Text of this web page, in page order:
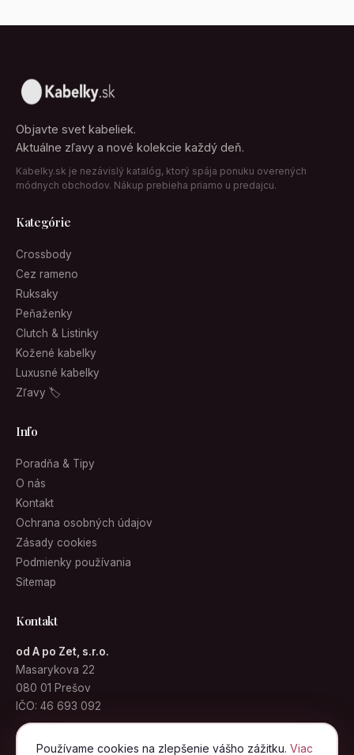
Používame cookies na zlepšenie vášho zážitku. Viac
Objavte svet kabeliek.
Aktuálne zľavy a nové kolekcie každý deň.
Kabelky.sk je nezávislý katalóg, ktorý spája ponuku overených
módnych obchodov. Nákup prebieha priamo u predajcu.
Kategórie
Crossbody
Cez rameno
Ruksaky
Peňaženky
Clutch & Listinky
Kožené kabelky
Luxusné kabelky
Zľavy 🏷
Info
Poradňa & Tipy
O nás
Kontakt
Ochrana osobných údajov
Zásady cookies
Podmienky používania
Sitemap
Kontakt
od A po Zet, s.r.o.
Masarykova 22
080 01 Prešov
IČO: 46 693 092
info@kabelky.sk